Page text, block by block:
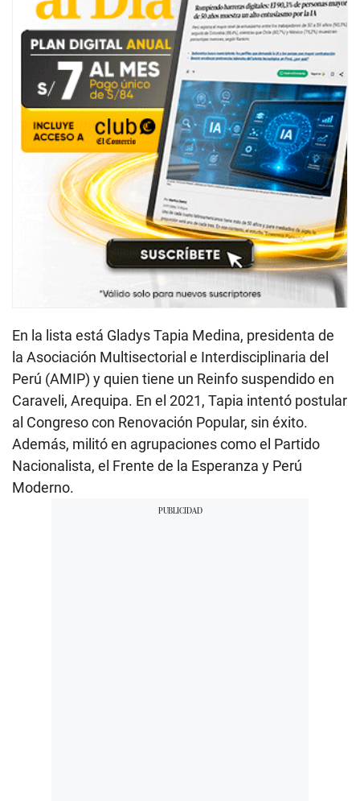
En la lista está Gladys Tapia Medina, presidenta de
la Asociación Multisectorial e Interdisciplinaria del
Perú (AMIP) y quien tiene un Reinfo suspendido en
Caraveli, Arequipa. En el 2021, Tapia intentó postular
al Congreso con Renovación Popular, sin éxito.
Además, militó en agrupaciones como el Partido
Nacionalista, el Frente de la Esperanza y Perú
Moderno.